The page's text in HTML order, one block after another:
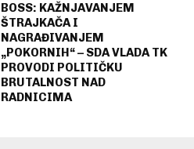
BOSS: KAŽNJAVANJEM
ŠTRAJKAČA I
NAGRAĐIVANJEM
„POKORNIH“ – SDA VLADA TK
PROVODI POLITIČKU
BRUTALNOST NAD
RADNICIMA